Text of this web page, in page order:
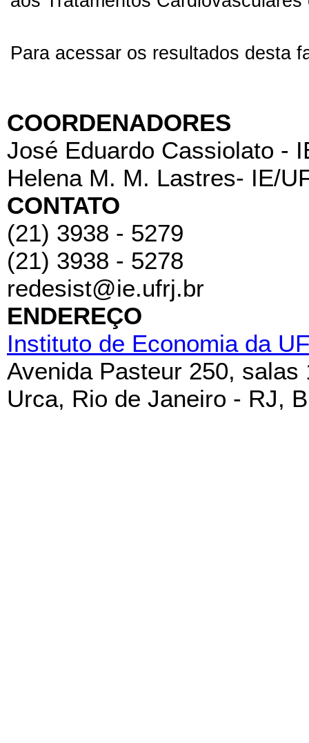
Para acessar os resultados desta
COORDENADORES
José Eduardo Cassiolato -
Helena M. M. Lastres- IE/
CONTATO
(21) 3938 - 5279
(21) 3938 - 5278
redesist@ie.ufrj.br
ENDEREÇO
Instituto de Economia da
Avenida Pasteur 250, salas
Urca, Rio de Janeiro - RJ,